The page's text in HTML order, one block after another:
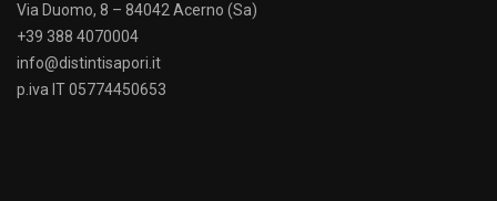
Via Duomo, 8 – 84042 Acerno (Sa)
+39 388 4070004
info@distintisapori.it
p.iva IT 05774450653